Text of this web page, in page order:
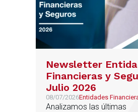
Newsletter
Financieras y
Julio 2026
08/07/2026Entidades
Seguros
Analizamos las últimas